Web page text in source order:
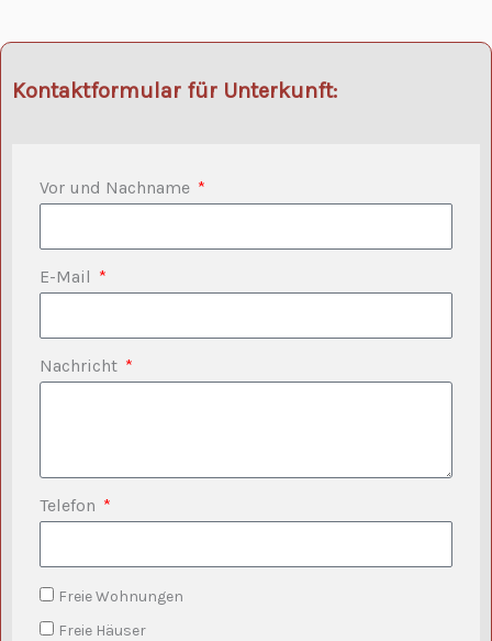
Kontaktformular für Unterkunft:
Vor und Nachname
E-Mail
Nachricht
Telefon
Freie Wohnungen
Freie Häuser